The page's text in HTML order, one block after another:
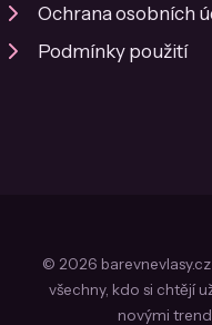
Ochrana osobních
Podmínky použití
© 2026
všechny, kdo si chtějí
novými